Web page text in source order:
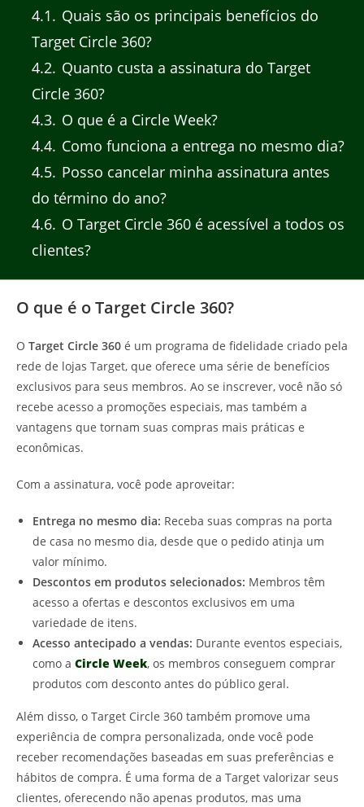
4.1
Quais são os principais benefícios do
Target Circle 360?
4.2 Quanto custa a assinatura do Target
Circle 360?
4.3 O que é a Circle Week?
4.4 Como funciona a entrega no mesmo dia?
4.5 Posso cancelar minha assinatura antes
do término do ano?
4.6 O Target Circle 360 é acessível a todos os
clientes?
O que é o Target Circle 360?
O Target Circle 360 é um programa de fidelidade criado pela
rede de lojas Target, que oferece uma série de benefícios
exclusivos para seus membros. Ao se inscrever, você não só
recebe acesso a promoções especiais, mas também a
vantagens que tornam suas compras mais práticas e
econômicas.
Com a assinatura, você pode aproveitar:
Entrega no mesmo dia: Receba suas compras na porta
de casa no mesmo dia, desde que o pedido atinja um
valor mínimo.
Descontos em produtos selecionados: Membros têm
acesso a ofertas e descontos exclusivos em uma
variedade de itens.
Acesso antecipado a vendas: Durante eventos especiais,
como a Circle Week, os membros conseguem comprar
produtos com desconto antes do público geral.
Além disso, o Target Circle 360 também promove uma
experiência de compra personalizada, onde você pode
receber recomendações baseadas em suas preferências e
hábitos de compra. É uma forma de a Target valorizar seus
clientes, oferecendo não apenas produtos, mas uma